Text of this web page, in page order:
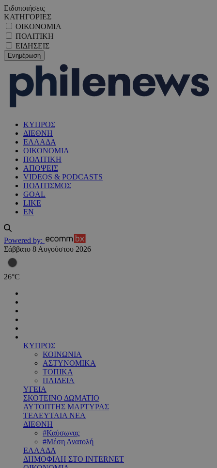
Ειδοποιήσεις
ΚΑΤΗΓΟΡΙΕΣ
ΟΙΚΟΝΟΜΙΑ
ΠΟΛΙΤΙΚΗ
ΕΙΔΗΣΕΙΣ
ΚΥΠΡΟΣ
ΔΙΕΘΝΗ
ΕΛΛΑΔΑ
ΟΙΚΟΝΟΜΙΑ
ΠΟΛΙΤΙΚΗ
ΑΠΟΨΕΙΣ
VIDEOS & PODCASTS
ΠΟΛΙΤΙΣΜΟΣ
GOAL
LIKE
EN
Powered by:
Σάββατο 8 Αυγούστου 2026
26°C
ΚΥΠΡΟΣ
ΚΟΙΝΩΝΙΑ
ΑΣΤΥΝΟΜΙΚΑ
ΤΟΠΙΚΑ
ΠΑΙΔΕΙΑ
ΥΓΕΙΑ
ΣΚΟΤΕΙΝΟ ΔΩΜΑΤΙΟ
ΑΥΤΟΠΤΗΣ ΜΑΡΤΥΡΑΣ
ΤΕΛΕΥΤΑΙΑ ΝΕΑ
ΔΙΕΘΝΗ
#Καύσωνας
#Μέση Ανατολή
ΕΛΛΑΔΑ
ΔΗΜΟΦΙΛΗ ΣΤΟ INTERNET